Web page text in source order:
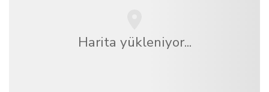
Harita yükleniyor...